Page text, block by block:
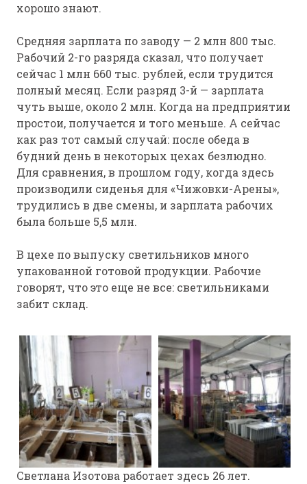
хорошо знают.
Средняя зарплата по заводу — 2 млн 800 тыс.
Рабочий 2-го разряда сказал, что получает
сейчас 1 млн 660 тыс. рублей, если трудится
полный месяц. Если разряд 3-й — зарплата
чуть выше, около 2 млн. Когда на предприятии
простои, получается и того меньше. А сейчас
как раз тот самый случай: после обеда в
будний день в некоторых цехах безлюдно.
Для сравнения, в прошлом году, когда здесь
производили сиденья для «Чижовки-Арены»,
трудились в две смены, и зарплата рабочих
была больше 5,5 млн.
В цехе по выпуску светильников много
упакованной готовой продукции. Рабочие
говорят, что это еще не все: светильниками
забит склад.
Светлана Изотова работает здесь 26 лет.